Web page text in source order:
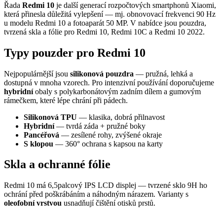
Řada Redmi 10 je další generací rozpočtových smartphonů Xiaomi,
která přinesla důležitá vylepšení — mj. obnovovací frekvenci 90 Hz
u modelu Redmi 10 a fotoaparát 50 MP. V nabídce jsou pouzdra,
tvrzená skla a fólie pro Redmi 10, Redmi 10C a Redmi 10 2022.
Typy pouzder pro Redmi 10
Nejpopulárnější jsou silikonová pouzdra — pružná, lehká a
dostupná v mnoha vzorech. Pro intenzivní používání doporučujeme
hybridníobaly s polykarbonátovým zadním dílem a gumovým
rámečkem, které lépe chrání při pádech.
Silikonová TPU — klasika, dobrá přilnavost
Hybridní— tvrdá záda + pružné boky
Pancéřová — zesílené rohy, zvýšené okraje
S klopou — 360° ochrana s kapsou na karty
Skla a ochranné fólie
Redmi 10 má 6,5palcový IPS LCD displej — tvrzené sklo 9H ho
ochrání před poškrábáním a náhodným nárazem. Varianty s
oleofobní vrstvou usnadňují čištění otisků prstů.